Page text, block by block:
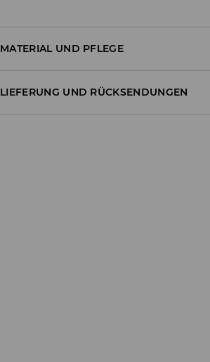
MATERIAL UND PFLEGE
LIEFERUNG UND RÜCKSENDUNGEN